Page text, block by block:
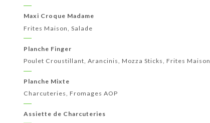
Maxi Croque Madame
Frites Maison, Salade
Planche Finger
Poulet Croustillant, Arancinis, Mozza Sticks, Frites Maison
Planche Mixte
Charcuteries, Fromages AOP
Assiette de Charcuteries